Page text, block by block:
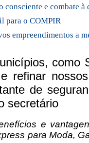
e combate à
para o COMPIR
empreendimentos a
refinar
de
secretário
e
para Moda,